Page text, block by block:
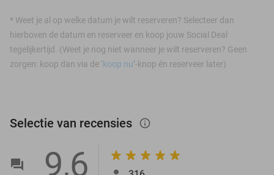
* Weet je al op welke datum je wilt reserveren? Selecteer dan
hierboven de datum en reserveer en koop jouw Social Deal
tegelijkertijd. (Weet je nog niet wanneer je wilt reserveren? Geen
zorgen: koop dan via de ‘koop nu’-knop én reserveer later)
Selectie van recensies info_outlined
9,6